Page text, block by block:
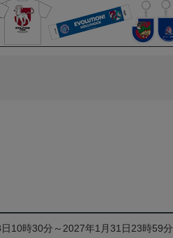
10時30分～2027年1月31日23時59分